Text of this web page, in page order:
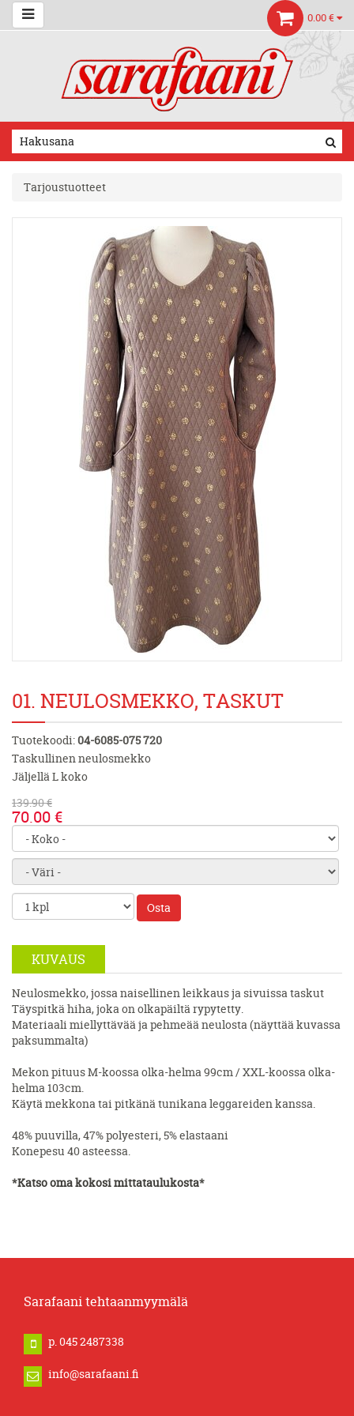
0.00 €
Tarjoustuotteet
01. NEULOSMEKKO, TASKUT
Tuotekoodi:04-6085-075 720
Taskullinen neulosmekko
Jäljellä L koko
139.90 €
70.00 €
Osta
KUVAUS
Neulosmekko, jossa naisellinen leikkaus ja sivuissa taskut
Täyspitkä hiha, joka on olkapäiltä rypytetty.
Materiaali miellyttävää ja pehmeää neulosta (näyttää kuvassa
paksummalta)
Mekon pituus M-koossa olka-helma 99cm / XXL-koossa olka-
helma 103cm.
Käytä mekkona tai pitkänä tunikana leggareiden kanssa.
48% puuvilla, 47% polyesteri, 5% elastaani
Konepesu 40 asteessa.
*Katso oma kokosi mittataulukosta*
Sarafaani tehtaanmyymälä
p. 045 2487338
info@sarafaani.fi